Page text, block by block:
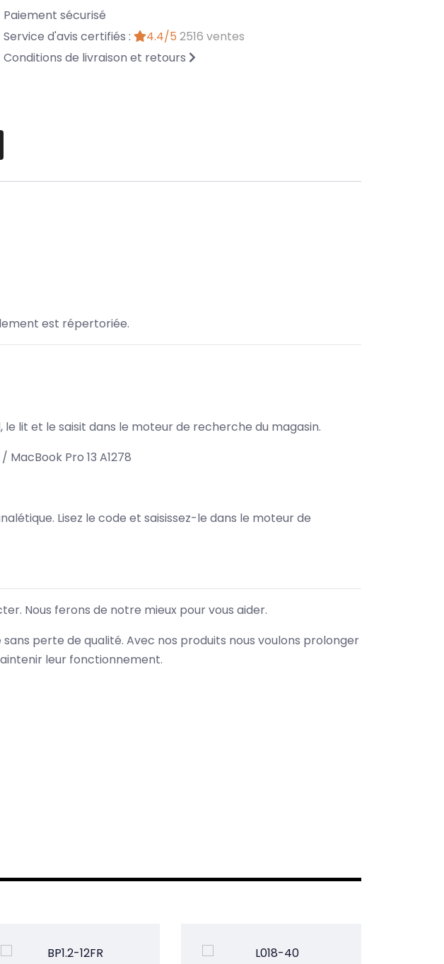
Paiement sécurisé
Service d'avis certifiés :
4.4/5 2516 ventes
Conditions de livraison et retours
est répertoriée.
lit et le saisit dans le moteur de recherche du magasin.
Pro 13 A1278
Lisez le code et saisissez-le dans le moteur de
Nous ferons de notre mieux pour vous aider.
perte de qualité. Avec nos produits nous voulons prolonger
leur fonctionnement.